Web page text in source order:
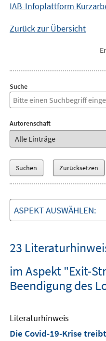
IAB-Infoplattform
Zurück zur Übersicht
Suche
Autorenschaft
ASPEKT AUSWÄHLEN:
23
im Aspekt "Exit-
Beendigung des
Literaturhinweis
Die Covid-19-Krise